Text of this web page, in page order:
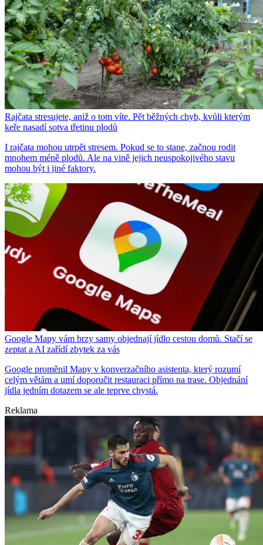
Rajčata stresujete, aniž o tom víte. Pět běžných chyb, kvůli kterým
keře nasadí sotva třetinu plodů
I rajčata mohou utrpět stresem. Pokud se to stane, začnou rodit
mnohem méně plodů. Ale na vině jejich neuspokojivého stavu
mohou být i jiné faktory.
Google Mapy vám brzy samy objednají jídlo cestou domů. Stačí se
zeptat a AI zařídí zbytek za vás
Google proměnil Mapy v konverzačního asistenta, který rozumí
celým větám a umí doporučit restauraci přímo na trase. Objednání
jídla jedním dotazem se ale teprve chystá.
Reklama